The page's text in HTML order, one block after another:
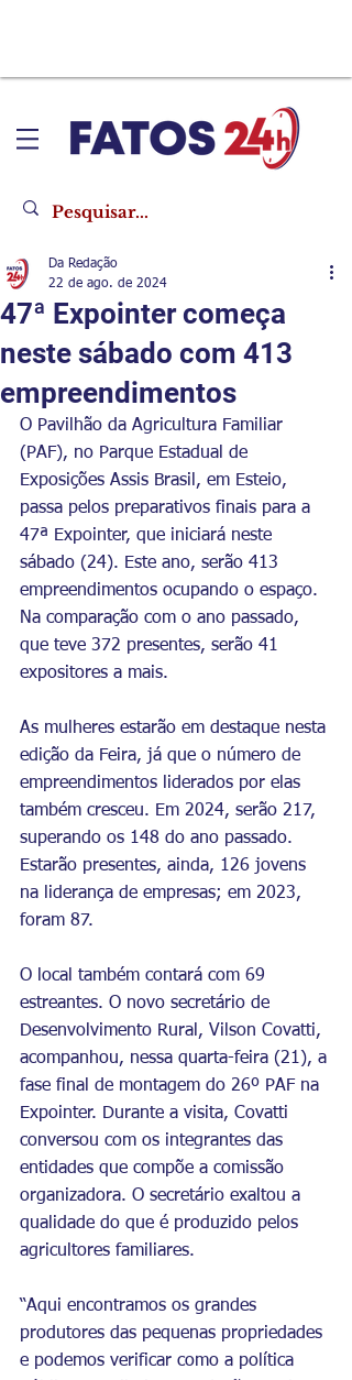
47ª Expointer começa
neste sábado com 413
empreendimentos
Da Redação
22 de ago. de 2024
O Pavilhão da Agricultura Familiar
(PAF), no Parque Estadual de
Exposições Assis Brasil, em Esteio,
passa pelos preparativos finais para a
47ª Expointer, que iniciará neste
sábado (24). Este ano, serão 413
empreendimentos ocupando o espaço.
Na comparação com o ano passado,
que teve 372 presentes, serão 41
expositores a mais.
As mulheres estarão em destaque nesta
edição da Feira, já que o número de
empreendimentos liderados por elas
também cresceu. Em 2024, serão 217,
superando os 148 do ano passado.
Estarão presentes, ainda, 126 jovens
na liderança de empresas; em 2023,
foram 87.
O local também contará com 69
estreantes. O novo secretário de
Desenvolvimento Rural, Vilson Covatti,
acompanhou, nessa quarta-feira (21), a
fase final de montagem do 26º PAF na
Expointer. Durante a visita, Covatti
conversou com os integrantes das
entidades que compõe a comissão
organizadora. O secretário exaltou a
qualidade do que é produzido pelos
agricultores familiares.
“Aqui encontramos os grandes
produtores das pequenas propriedades
e podemos verificar como a política